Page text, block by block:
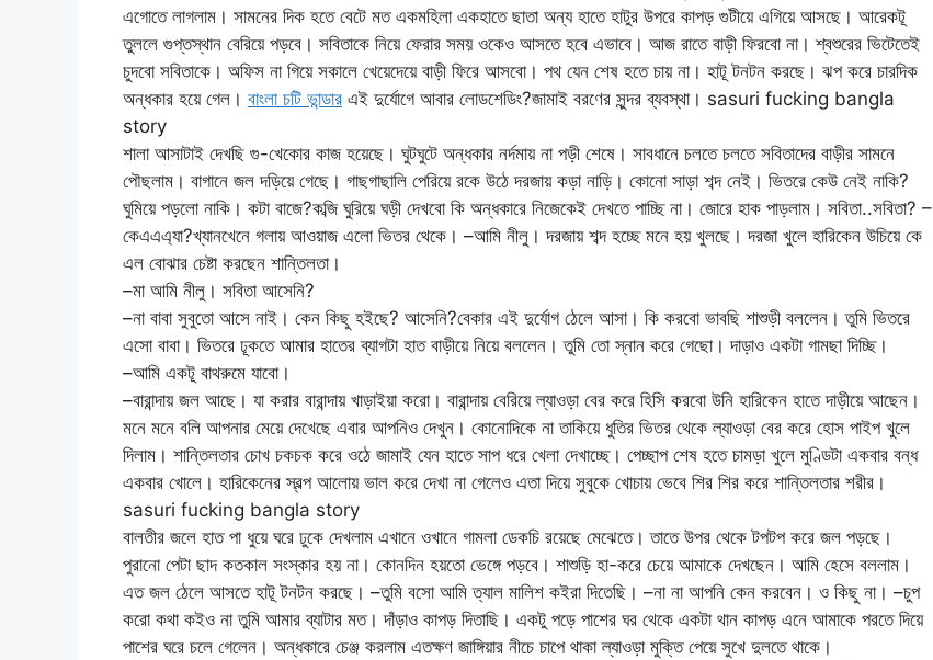
এগোতে লাগলাম। সামনের দিক হতে বেটে মত একমহিলা একহাতে ছাতা অন্য হাতে হাটুর উপরে কাপড় গুটীয়ে এগিয়ে আসছে। আরেকটূ
তুললে গুপ্তস্থান বেরিয়ে পড়বে। সবিতাকে নিয়ে ফেরার সময় ওকেও আসতে হবে এভাবে। আজ রাতে বাড়ী ফিরবো না। শ্বশুরের ভিটেতেই
চুদবো সবিতাকে। অফিস না গিয়ে সকালে খেয়েদেয়ে বাড়ী ফিরে আসবো। পথ যেন শেষ হতে চায় না। হাটূ টনটন করছে। ঝপ করে চারদিক
অন্ধকার হয়ে গেল। বাংলা চটি ভান্ডার এই দুর্যোগে আবার লোডশেডিং?জামাই বরণের সুন্দর ব্যবস্থা। sasuri fucking bangla
story
শালা আসাটাই দেখছি গু-খেকোর কাজ হয়েছে। ঘুটঘুটে অন্ধকার নর্দমায় না পড়ী শেষে। সাবধানে চলতে চলতে সবিতাদের বাড়ীর সামনে
পৌছলাম। বাগানে জল দড়িয়ে গেছে। গাছগাছালি পেরিয়ে রকে উঠে দরজায় কড়া নাড়ি। কোনো সাড়া শব্দ নেই। ভিতরে কেউ নেই নাকি?
ঘুমিয়ে পড়লো নাকি। কটা বাজে?কব্জি ঘুরিয়ে ঘড়ী দেখবো কি অন্ধকারে নিজেকেই দেখতে পাচ্ছি না। জোরে হাক পাড়লাম। সবিতা..সবিতা? –
কেএএএ্যা?খ্যানখেনে গলায় আওয়াজ এলো ভিতর থেকে। –আমি নীলু। দরজায় শব্দ হচ্ছে মনে হয় খুলছে। দরজা খুলে হারিকেন উচিয়ে কে
এল বোঝার চেষ্টা করছেন শান্তিলতা।
–মা আমি নীলু। সবিতা আসেনি?
–না বাবা সুবুতো আসে নাই। কেন কিছু হইছে? আসেনি?বেকার এই দুর্যোগ ঠেলে আসা। কি করবো ভাবছি শাশুড়ী বললেন। তুমি ভিতরে
এসো বাবা। ভিতরে ঢূকতে আমার হাতের ব্যাগটা হাত বাড়ীয়ে নিয়ে বললেন। তুমি তো স্নান করে গেছো। দাড়াও একটা গামছা দিচ্ছি।
–আমি একটূ বাথরুমে যাবো।
–বারান্দায় জল আছে। যা করার বারান্দায় খাড়াইয়া করো। বারান্দায় বেরিয়ে ল্যাওড়া বের করে হিসি করবো উনি হারিকেন হাতে দাড়ীয়ে আছেন।
মনে মনে বলি আপনার মেয়ে দেখেছে এবার আপনিও দেখুন। কোনোদিকে না তাকিয়ে ধুতির ভিতর থেকে ল্যাওড়া বের করে হোস পাইপ খুলে
দিলাম। শান্তিলতার চোখ চকচক করে ওঠে জামাই যেন হাতে সাপ ধরে খেলা দেখাচ্ছে। পেচ্ছাপ শেষ হতে চামড়া খুলে মুণ্ডিটা একবার বন্ধ
একবার খোলে। হারিকেনের স্বল্প আলোয় ভাল করে দেখা না গেলেও এতা দিয়ে সুবুকে খোচায় ভেবে শির শির করে শান্তিলতার শরীর।
sasuri fucking bangla story
বালতীর জলে হাত পা ধুয়ে ঘরে ঢুকে দেখলাম এখানে ওখানে গামলা ডেকচি রয়েছে মেঝেতে। তাতে উপর থেকে টপটপ করে জল পড়ছে।
পুরানো পেটা ছাদ কতকাল সংস্কার হয় না। কোনদিন হয়তো ভেঙ্গে পড়বে। শাশুড়ি হা-করে চেয়ে আমাকে দেখছেন। আমি হেসে বললাম।
এত জল ঠেলে আসতে হাটূ টনটন করছে। –তুমি বসো আমি ত্যাল মালিশ কইরা দিতেছি। –না না আপনি কেন করবেন। ও কিছু না। –চুপ
করো কথা কইও না তুমি আমার ব্যাটার মত। দাঁড়াও কাপড় দিতাছি। একটু পড়ে পাশের ঘর থেকে একটা থান কাপড় এনে আমাকে পরতে দিয়ে
পাশের ঘরে চলে গেলেন। অন্ধকারে চেঞ্জ করলাম এতক্ষণ জাঙ্গিয়ার নীচে চাপে থাকা ল্যাওড়া মুক্তি পেয়ে সুখে দুলতে থাকে।